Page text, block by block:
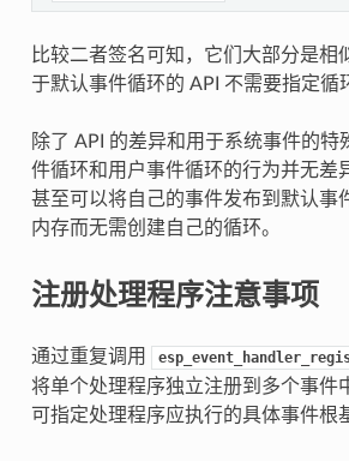
比较二者签名可知，它们大部分是相
于默认事件循环的 API 不需要指定循
除了 API 的差异和用于系统事件的特
件循环和用户事件循环的行为并无差
甚至可以将自己的事件发布到默认事
内存而无需创建自己的循环。
注册处理程序注意事项
通过重复调用
将单个处理程序独立注册到多个事件
可指定处理程序应执行的具体事件根